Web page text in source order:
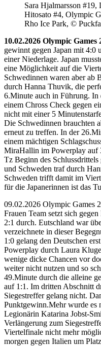
Sara Hjalmarsson
Hitosato #4, Olympic
Rho Ice Park, ©
10.02.2026 Olympic Games
gewinnt gegen Japan mit 4:0
einer Niederlage. Japan
eine Möglichkeit auf die
Schwedinnen waren aber ab
durch Hanna Thuvik, die
6.Minute auch in Führung. In
einem Chross Check gegen
nicht mit einer 5
Die Schwedinnen brauchten
erneut zu treffen. In der
einem mächtigen
MiraHallin im Powerplay auf
Tz Beginn des Schlussdrittels
und Schweden traf durch
Schweden trifft damit im
für die Japanerinnen ist das
09.02.2026 Olympic Games
Frauen Team setzt sich
2:1 durch. Eutschland war
verzeichnete in dieser
1:0 gelang den Deutschen
Powerplay durch Laura
wenige dicke Chancen vor
weiter nicht nutzen und so
49.Minute durch die alleine
auf 1:1. Im dritten Abschnitt
Siegestreffer gelang nicht.
Punktgewinn.Mehr wurde es
Legionärin Katarina Jobst-
Verlängerung zum
Viertelfinale nicht mehr
morgen gegen Italien um